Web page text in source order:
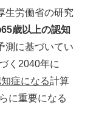
生労働省の研究
歳以上の認知
測に基づいてい
く2040年に
症になる計算
に重要になる